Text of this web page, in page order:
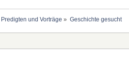
Predigten und Vorträge » Geschichte gesucht